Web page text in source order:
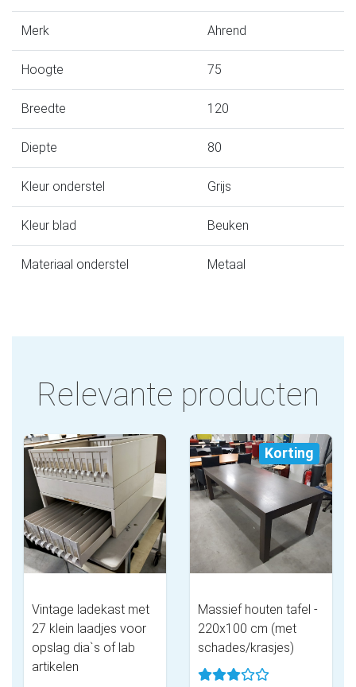
Merk Ahrend
Hoogte 75
Breedte 120
Diepte 80
Kleur onderstel Grijs
Kleur blad Beuken
Materiaal onderstel Metaal
Relevante producten
Vintage ladekast met
27 klein laadjes voor
opslag dia`s of lab
artikelen
Korting
Massief houten tafel -
220x100 cm (met
schades/krasjes)